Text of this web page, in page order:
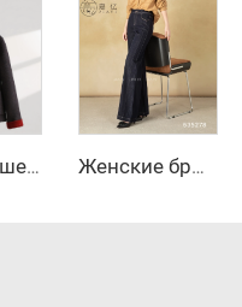
Короткая шерстяная куртка зимой в китайском стиле, пальто с однобортной застежкой Женские брюки с широкими штанинами и длинными рукавами, застежка на молнии, осенний уличный стиль, анти-складки, повседневные джинсы